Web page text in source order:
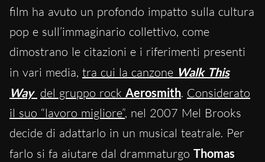
film ha avuto un profondo impatto sulla cultura
pop e sull’immaginario collettivo, come
dimostrano le citazioni e i riferimenti presenti
in vari media, tra cui la canzone Walk This
Way del gruppo rock Aerosmith. Considerato
il suo “lavoro migliore”, nel 2007 Mel Brooks
decide di adattarlo in un musical teatrale. Per
farlo si fa aiutare dal drammaturgo Thomas